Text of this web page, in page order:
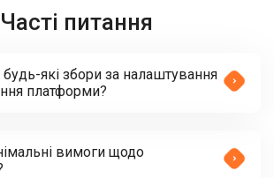
Часті питання
будь-які збори за налаштування
платформи?
вимоги щодо